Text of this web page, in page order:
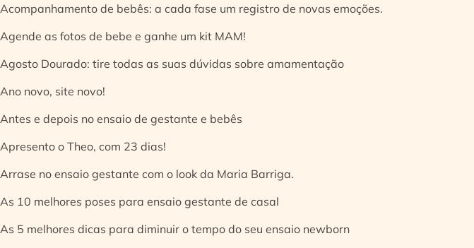
Acompanhamento de bebês: a cada fase um registro de novas emoções.
Agende as fotos de bebe e ganhe um kit MAM!
Agosto Dourado: tire todas as suas dúvidas sobre amamentação
Ano novo, site novo!
Antes e depois no ensaio de gestante e bebês
Apresento o Theo, com 23 dias!
Arrase no ensaio gestante com o look da Maria Barriga.
As 10 melhores poses para ensaio gestante de casal
As 5 melhores dicas para diminuir o tempo do seu ensaio newborn